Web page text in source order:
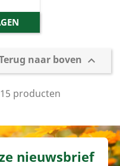
naar boven 
producten
nieuwsbrief